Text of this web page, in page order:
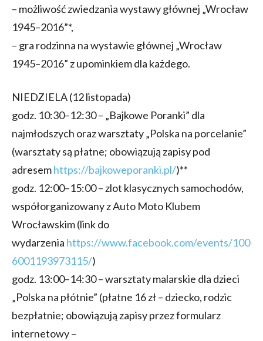
– możliwość zwiedzania wystawy głównej „Wrocław
1945–2016”*,
– gra rodzinna na wystawie głównej „Wrocław
1945–2016” z upominkiem dla każdego.
NIEDZIELA (12 listopada)
godz. 10:30–12:30 – „Bajkowe Poranki” dla
najmłodszych oraz warsztaty „Polska na porcelanie”
(warsztaty są płatne; obowiązują zapisy pod
adresemhttps://bajkoweporanki.pl/)**
godz. 12:00–15:00 – zlot klasycznych samochodów,
współorganizowany z Auto Moto Klubem
Wrocławskim (link do
wydarzenia https://www.facebook.com/events/100
6001193973115/)
godz. 13:00–14:30 – warsztaty malarskie dla dzieci
„Polska na płótnie” (płatne 16 zł – dziecko, rodzic
bezpłatnie; obowiązują zapisy przez formularz
internetowy –